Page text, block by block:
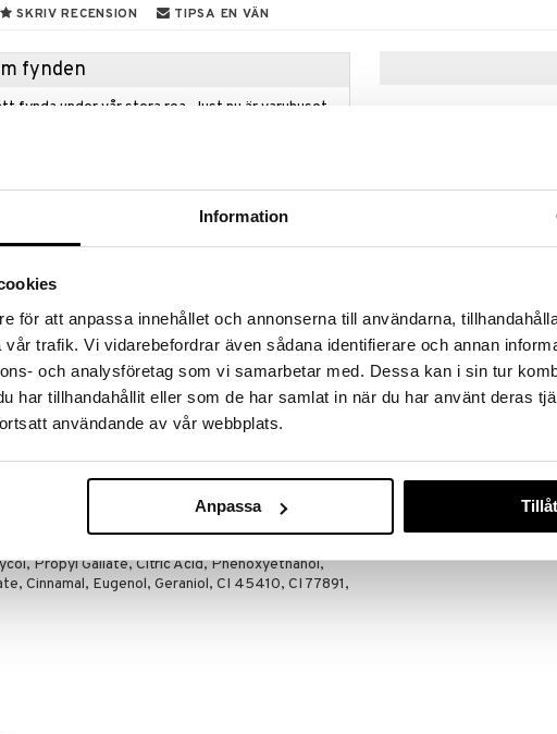
Information
för att anpassa innehållet och annonserna till användarna,
trafik. Vi vidarebefordrar även sådana identifierare och annan
och analysföretag som vi samarbetar med. Dessa kan i sin tur
har tillhandahållit eller som de har samlat in när du har använt deras
användande av vår webbplats.
Anpassa
SKRIV RECENSION TIPSA EN VÄN
fynden
fynda under vår stora rea. Just nu är varuhuset
kan fort ta slut!
»
ett läppbalsam med härlig smak av Coca-Cola
göra dina läppar mjuka och återfuktade!
Acetate, Cera Alba, Candelilla Cera, Polybutene,
Copernicia Cerifera Cera, Hydrogenated
Propyl Gallate, Citric Acid, Phenoxyethanol,
Cinnamal, Eugenol, Geraniol, CI 45410, CI 77891,
Coca Cola Lip Balm Party
Pack
LIP SMACKER
159 kr